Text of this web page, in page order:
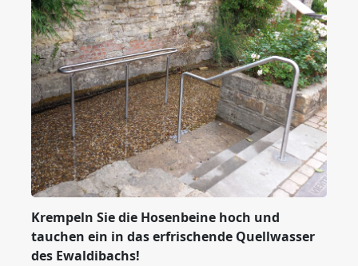
Krempeln Sie die Hosenbeine hoch und
tauchen ein in das erfrischende Quellwasser
des Ewaldibachs!